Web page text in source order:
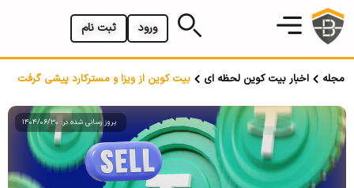
ثبت نام ورود
مجله اخبار بیت کوین لحظه ای بیت کوین از ویزا و مسترکارد پیشی گرفت
بروز رسانی شده در: 1404/06/30